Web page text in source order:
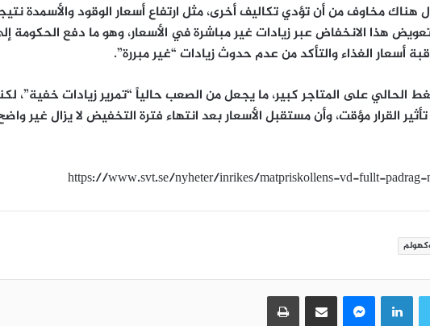
هناك مخاوف من أن تؤدي تكاليف أخرى، مثل ارتفاع أسعار الوقود والأسمدة
تعويض هذا الانخفاض عبر زيادات غير مباشرة في الأسعار، وهو ما دفع الحكومة
أسعار الغذاء والتأكد من عدم حدوث زيادات “غير مبررة”.
الحالي على المتاجر كبير، ما يجعل من الصعب حالياً “تمرير زيادات خفية”،
القرار مؤقت، وأن مستقبل الأسعار بعد انتهاء فترة التخفيض لا يزال غير
https://www.svt.se/nyheter/inrikes/matpriskollens-vd-fullt-
تويتر لينكدإنماسنجر مشاركة عبر البريد طباعة